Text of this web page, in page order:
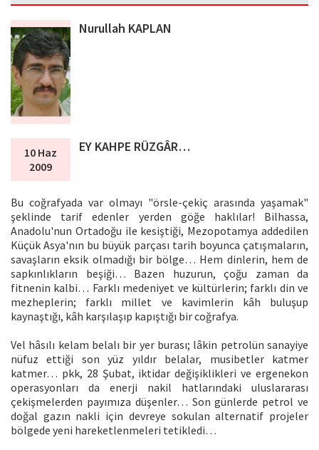
Nurullah KAPLAN
10 Haz
2009
EY KAHPE RÜZGÂR…
Bu coğrafyada var olmayı "örsle-çekiç arasında yaşamak"
şeklinde tarif edenler yerden göğe haklılar! Bilhassa,
Anadolu'nun Ortadoğu ile kesiştiği, Mezopotamya addedilen
Küçük Asya'nın bu büyük parçası tarih boyunca çatışmaların,
savaşların eksik olmadığı bir bölge… Hem dinlerin, hem de
sapkınlıkların beşiği… Bazen huzurun, çoğu zaman da
fitnenin kalbi… Farklı medeniyet ve kültürlerin; farklı din ve
mezheplerin; farklı millet ve kavimlerin kâh buluşup
kaynaştığı, kâh karşılaşıp kapıştığı bir coğrafya.
Vel hâsılı kelam belalı bir yer burası; lâkin petrolün sanayiye
nüfuz ettiği son yüz yıldır belalar, musibetler katmer
katmer… pkk, 28 Şubat, iktidar değişiklikleri ve ergenekon
operasyonları da enerji nakil hatlarındaki uluslararası
çekişmelerden payımıza düşenler… Son günlerde petrol ve
doğal gazın nakli için devreye sokulan alternatif projeler
bölgede yeni hareketlenmeleri tetikledi…